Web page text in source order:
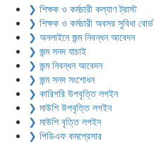
❯ শিক্ষক ও কর্মচারী কল্যাণ ট্রাস্ট
❯ শিক্ষক ও কর্মচারী অবসর সুবিধা বোর্ড
❯ অনলাইনে জন্ম নিবন্ধন আবেদন
❯ জন্ম সনদ যাচাই
❯ জন্ম নিবন্ধন আবেদন
❯ জন্ম সনদ সংশোধন
❯ কারিগরি উপবৃত্তি লগইন
❯ মাউশি উপবৃত্তি লগইন
❯ মাউশি বৃত্তি লগইন
❯ পিডিএফ কমপ্রেসার